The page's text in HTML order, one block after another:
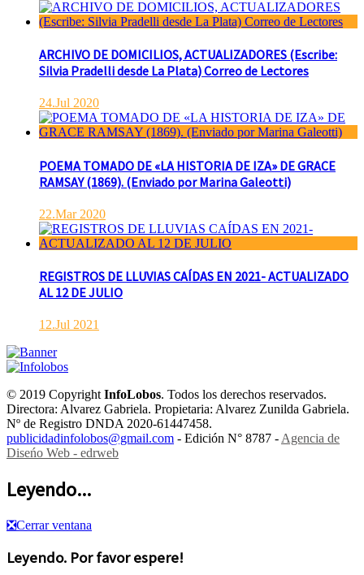
ARCHIVO DE DOMICILIOS, ACTUALIZADORES (Escribe:
Silvia Pradelli desde La Plata) Correo de Lectores
24.Jul 2020
POEMA TOMADO DE «LA HISTORIA DE IZA» DE GRACE
RAMSAY (1869). (Enviado por Marina Galeotti)
22.Mar 2020
REGISTROS DE LLUVIAS CAÍDAS EN 2021- ACTUALIZADO
AL 12 DE JULIO
12.Jul 2021
© 2019 CopyrightInfoLobos. Todos los derechos reservados.
Directora: Alvarez Gabriela. Propietaria: Alvarez Zunilda Gabriela.
Nº de Registro DNDA 2020-61447458.
publicidadinfolobos@gmail.com - Edición N° 8787 -Agencia de
Diseńo Web - edrweb
Leyendo...
❎Cerrar ventana
Leyendo. Por favor espere!